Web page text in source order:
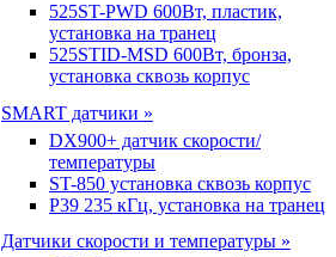
525ST-PWD 600Вт, пластик,
установка на транец
525STID-MSD 600Вт, бронза,
установка сквозь корпус
SMART датчики »
DX900+ датчик скорости/
температуры
ST-850 установка сквозь корпус
P39 235 кГц, установка на транец
Датчики скорости и температуры »